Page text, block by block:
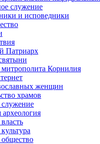
служение
и исповедники
Патриарх
Корнилия
женщин
храмов